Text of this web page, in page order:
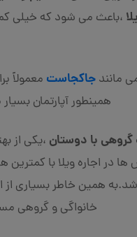
،باعث می شود که خیلی
مانندجاکجاست معمولاً
همینطور آپارتمان
گروهی با دوستان ،یکی از
در اجاره ویلا با کمترین
همین خاطر بسیاری از
خانواگی و گروهی